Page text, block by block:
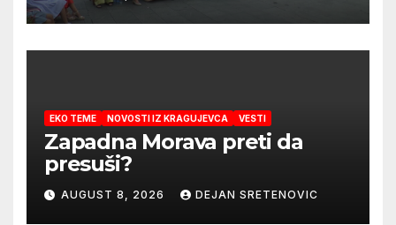
EKO TEME NOVOSTI IZ KRAGUJEVCA VESTI
Zapadna Morava preti da
presuši?
AUGUST 8, 2026 DEJAN SRETENOVIC